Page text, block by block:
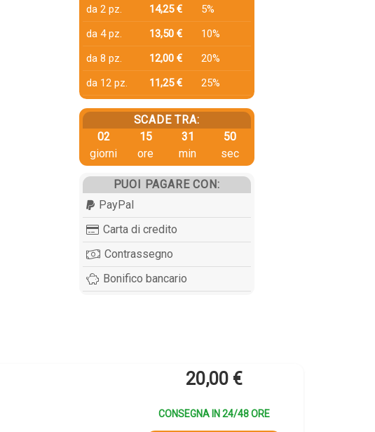
da 2 pz.
14,25 €
5%
da 4 pz.
13,50 €
10%
da 8 pz.
12,00 €
20%
da 12 pz.
11,25 € 25%
SCADE TRA:
02
giorni
15
ore
31
min
49
sec
PUOI PAGARE CON:
PayPal
Carta di credito
Contrassegno
Bonifico bancario
20,00 €
CONSEGNA IN 24/48 ORE